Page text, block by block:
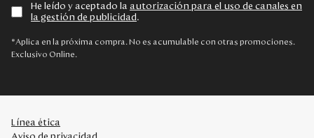
He leído y aceptado la autorización para el uso de canales en
la gestión de publicidad .
*Aplica en la próxima compra. No es acumulable con otras promociones.
Exclusivo Online.
Línea ética